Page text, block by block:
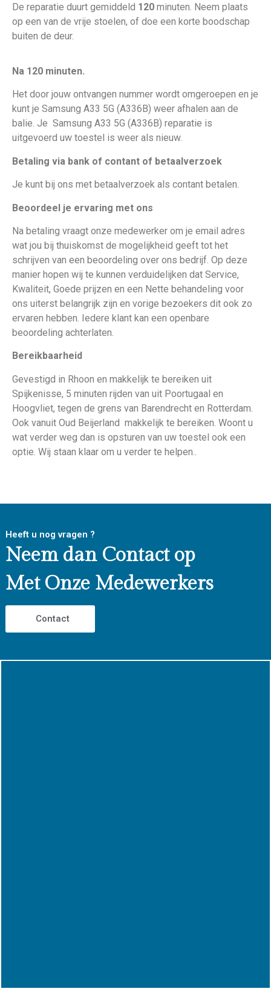
De reparatie duurt gemiddeld 120 minuten. Neem plaats
op een van de vrije stoelen, of doe een korte boodschap
buiten de deur.
Na 120 minuten.
Het door jouw ontvangen nummer wordt omgeroepen en je
kunt je Samsung A33 5G (A336B) weer afhalen aan de
balie. Je Samsung A33 5G (A336B) reparatie is
uitgevoerd uw toestel is weer als nieuw.
Betaling via bank of contant of betaalverzoek
Je kunt bij ons met betaalverzoek als contant betalen.
Beoordeel je ervaring met ons
Na betaling vraagt onze medewerker om je email adres
wat jou bij thuiskomst de mogelijkheid geeft tot het
schrijven van een beoordeling over ons bedrijf. Op deze
manier hopen wij te kunnen verduidelijken dat Service,
Kwaliteit, Goede prijzen en een Nette behandeling voor
ons uiterst belangrijk zijn en vorige bezoekers dit ook zo
ervaren hebben. Iedere klant kan een openbare
beoordeling achterlaten.
Bereikbaarheid
Gevestigd in Rhoon en makkelijk te bereiken uit
Spijkenisse, 5 minuten rijden van uit Poortugaal en
Hoogvliet, tegen de grens van Barendrecht en Rotterdam.
Ook vanuit Oud Beijerland makkelijk te bereiken. Woont u
wat verder weg dan is opsturen van uw toestel ook een
optie. Wij staan klaar om u verder te helpen..
Heeft u nog vragen ?
Neem dan Contact op
Met Onze Medewerkers
Contact